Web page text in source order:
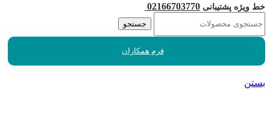
خط ویژه پشتیبانی 02166703770
جستجو
فرم همکاران
بستن